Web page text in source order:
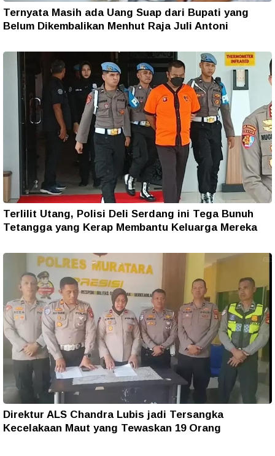
Ternyata Masih ada Uang Suap dari Bupati yang
Belum Dikembalikan Menhut Raja Juli Antoni
Terlilit Utang, Polisi Deli Serdang ini Tega Bunuh
Tetangga yang Kerap Membantu Keluarga Mereka
Direktur ALS Chandra Lubis jadi Tersangka
Kecelakaan Maut yang Tewaskan 19 Orang